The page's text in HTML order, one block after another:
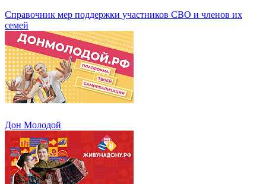
Справочник мер поддержки участников СВО и членов их
семей
Дон Молодой